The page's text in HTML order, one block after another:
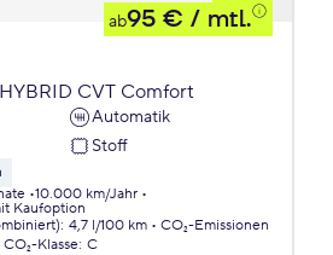
ab95 € / mtl.
CVT Comfort
Automatik
Stoff
10.000 km/Jahr
Kaufoption
: 4,7 l/100 km
CO₂-Emissionen
CO₂-Klasse: C